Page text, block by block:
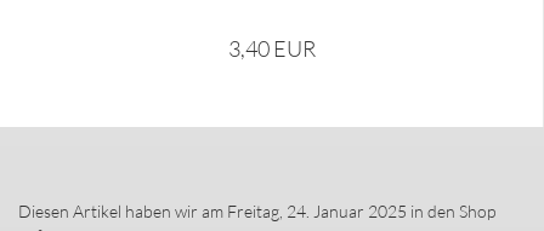
3,40 EUR
Diesen Artikel haben wir am Freitag, 24. Januar 2025 in den Shop